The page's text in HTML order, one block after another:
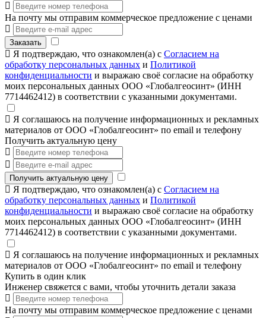
На почту мы отправим коммерческое предложение с ценами
Заказать
Я подтверждаю, что ознакомлен(а) с Согласием на
обработку персональных данных и Политикой
конфиденциальности и выражаю своё согласие на обработку
моих персональных данных ООО «Глобалгеосинт» (ИНН
7714462412) в соответствии с указанными документами.
Я соглашаюсь на получение информационных и рекламных
материалов от ООО «Глобалгеосинт» по email и телефону
Получить актуальную цену
Получить актуальную цену
Я подтверждаю, что ознакомлен(а) с Согласием на
обработку персональных данных и Политикой
конфиденциальности и выражаю своё согласие на обработку
моих персональных данных ООО «Глобалгеосинт» (ИНН
7714462412) в соответствии с указанными документами.
Я соглашаюсь на получение информационных и рекламных
материалов от ООО «Глобалгеосинт» по email и телефону
Купить в один клик
Инженер свяжется с вами, чтобы уточнить детали заказа
На почту мы отправим коммерческое предложение с ценами